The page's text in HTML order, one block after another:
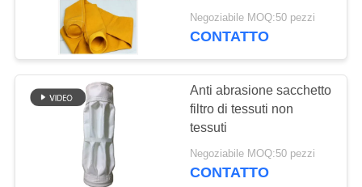
CONTATTICI
NOTIZIE
RICHIEDA
UNA
Materiale massima
flessibilità
Negoziabile MOQ:50 pezzi
CONTATTO
Anti abrasione sacchetto
filtro di tessuti non
tessuti
Negoziabile MOQ:50 pezzi
CONTATTO